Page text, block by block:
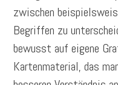
zwischen
Begriffen zu
bewusst auf eigene
Kartenmaterial, das